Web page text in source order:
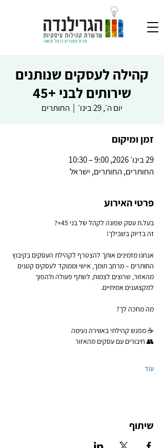
קהילה לעסקים שנותנים
שירותים לבני +45
יום ה׳, 29 בינו׳ החותרים
זמן ומיקום
29 בינו׳ 2026, 9:00 – 10:30
החותרים, החותרים, ישראל
פרטי האירוע
בעל.ת עסק שפונה לקהל של בני 45+?
זה בדיוק בשבילך!
אנחנו מזמינים אותך להצטרף לקהילת העסקים בקיבוץ
החותרים – מרחב תומך, אישי וממוקד לעסקים קטנים
מהאזור, שרוצים לצמוח, לשתף פעולה ולהפוך
למקצוענים אמיתיים.
מה מחכה לך?
☕ מפגש קהילתי באווירה נעימה
👥 חיבורים עם עסקים מהאזור
עוד
שיתוף